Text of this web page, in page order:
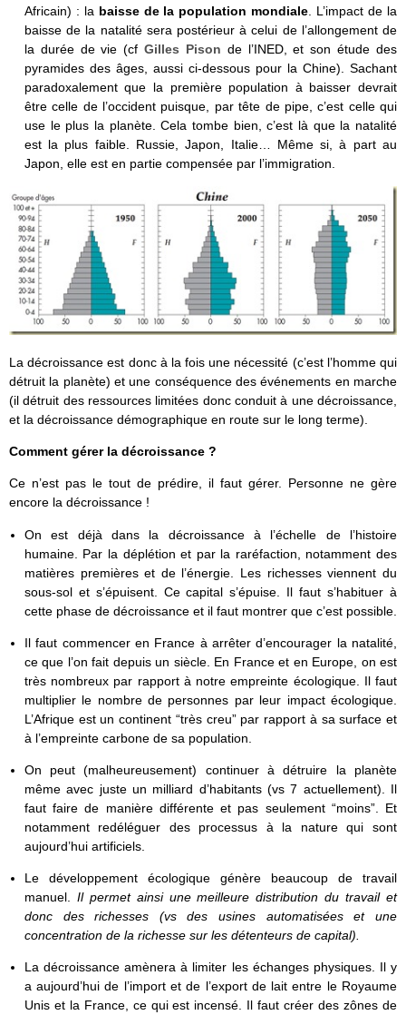
Africain) : la baisse de la population mondiale . L’impact de la
baisse de la natalité sera postérieur à celui de l’allongement de
la durée de vie (cfGilles Pison de l’INED, et son étude des
pyramides des âges, aussi ci-dessous pour la Chine). Sachant
paradoxalement que la première population à baisser devrait
être celle de l’occident puisque, par tête de pipe, c’est celle qui
use le plus la planète. Cela tombe bien, c’est là que la natalité
est la plus faible. Russie, Japon, Italie… Même si, à part au
Japon, elle est en partie compensée par l’immigration.
La décroissance est donc à la fois une nécessité (c’est l’homme qui
détruit la planète) et une conséquence des événements en marche
(il détruit des ressources limitées donc conduit à une décroissance,
et la décroissance démographique en route sur le long terme).
Comment gérer la décroissance ?
Ce n’est pas le tout de prédire, il faut gérer. Personne ne gère
encore la décroissance !
On est déjà dans la décroissance à l’échelle de l’histoire
humaine. Par la déplétion et par la raréfaction, notamment des
matières premières et de l’énergie. Les richesses viennent du
sous-sol et s’épuisent. Ce capital s’épuise. Il faut s’habituer à
cette phase de décroissance et il faut montrer que c’est possible.
Il faut commencer en France à arrêter d’encourager la natalité,
ce que l’on fait depuis un siècle. En France et en Europe, on est
très nombreux par rapport à notre empreinte écologique. Il faut
multiplier le nombre de personnes par leur impact écologique.
L’Afrique est un continent “très creu” par rapport à sa surface et
à l’empreinte carbone de sa population.
On peut (malheureusement) continuer à détruire la planète
même avec juste un milliard d’habitants (vs 7 actuellement). Il
faut faire de manière différente et pas seulement “moins”. Et
notamment redéléguer des processus à la nature qui sont
aujourd’hui artificiels.
Le développement écologique génère beaucoup de travail
manuel. Il permet ainsi une meilleure distribution du travail et
donc des richesses (vs des usines automatisées et une
concentration de la richesse sur les détenteurs de capital).
La décroissance amènera à limiter les échanges physiques. Il y
a aujourd’hui de l’import et de l’export de lait entre le Royaume
Unis et la France, ce qui est incensé. Il faut créer des zônes de